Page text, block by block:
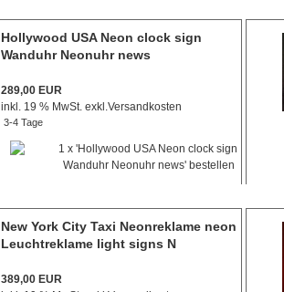
Hollywood USA Neon clock sign
Wanduhr Neonuhr news
289,00 EUR
inkl. 19 % MwSt. exkl.Versandkosten
3-4 Tage
New York City Taxi Neonreklame neon
Leuchtreklame light signs N
389,00 EUR